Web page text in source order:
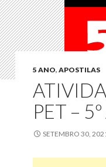
5 ANO, APOSTILAS
PET –
SETEMBRO 30,